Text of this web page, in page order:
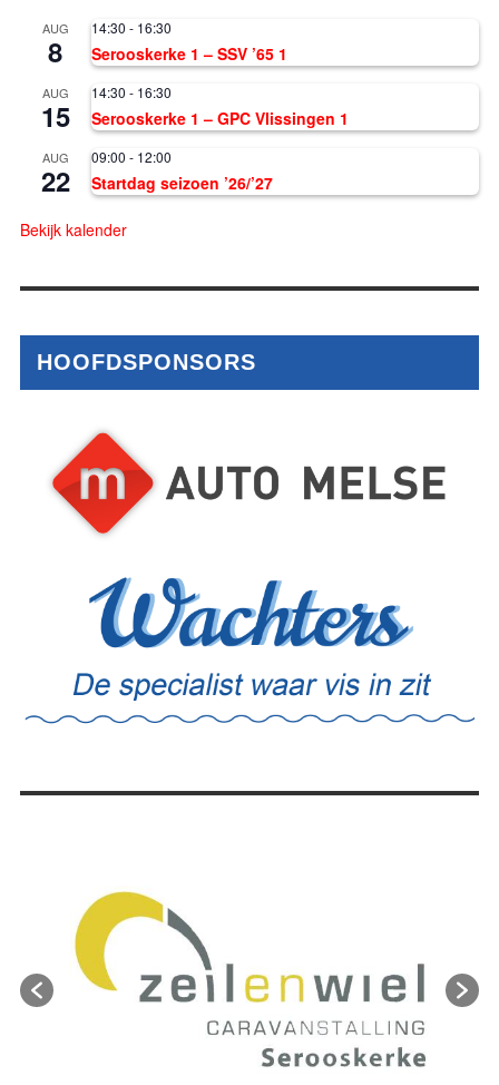
AUG
8
14:30 - 16:30
Serooskerke 1 – SSV ’65 1
AUG
15
14:30 - 16:30
Serooskerke 1 – GPC Vlissingen 1
AUG
22
09:00 - 12:00
Startdag seizoen ’26/’27
Bekijk kalender
HOOFDSPONSORS